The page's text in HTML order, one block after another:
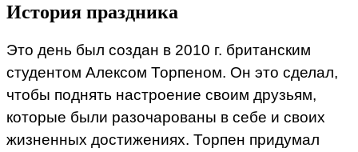
История праздника
Это день был создан в 2010 г. британским
студентом Алексом Торпеном. Он это сделал,
чтобы поднять настроение своим друзьям,
которые были разочарованы в себе и своих
жизненных достижениях. Торпен придумал